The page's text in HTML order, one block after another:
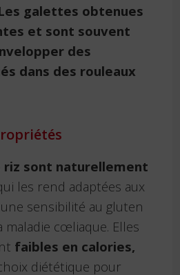
galettes obtenues
et sont souvent
des
dans des rouleaux
riz sont naturellement
les rend adaptées aux
sensibilité au gluten
cœliaque. Elles
faibles en calories,
diététique pour